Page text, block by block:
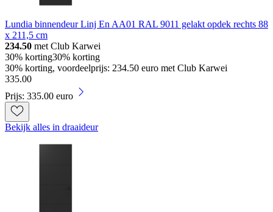
Lundia binnendeur Linj En AA01 RAL 9011 gelakt opdek rechts 88
x 211,5 cm
234.50 met Club Karwei
30% korting30% korting
30% korting, voordeelprijs: 234.50 euro met Club Karwei
335.00
Prijs: 335.00 euro
Bekijk alles in draaideur